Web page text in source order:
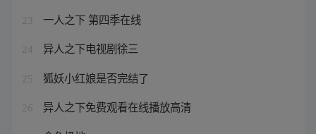
23 一人之下 第四季在线
24 异人之下电视剧徐三
25 狐妖小红娘是否完结了
26 异人之下免费观看在线播放高清